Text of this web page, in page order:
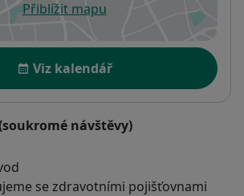
Přiblížit mapuse otevře v nové záložce
Viz kalendář
návštěvy)
se zdravotními pojišťovnami